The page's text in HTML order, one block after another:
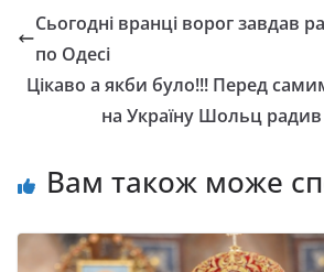
Сьогодні вранці ворог завдав
по Одесі
Цікаво а якби було!!! Перед
на Україну Шольц
Вам також може